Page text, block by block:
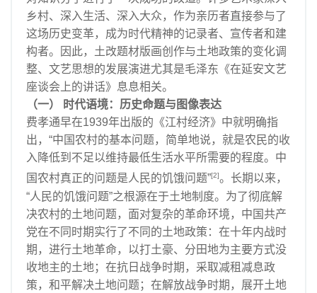
乡村、深入生活、深入大众，作为亲历者直接参与了
这场历史变革，成为时代精神的记录者、宣传者和建
构者。因此，土改题材版画创作与土地政策的变化调
整、文艺思想的发展演进尤其是毛泽东《在延安文艺
座谈会上的讲话》息息相关。
（一） 时代语境：历史命题与图像表达
费孝通早在1939年出版的《江村经济》中就明确指
出，“中国农村的基本问题，简单地说，就是农民的收
入降低到不足以维持最低生活水平所需要的程度。中
国农村真正的问题是人民的饥饿问题”[2]。长期以来，
“人民的饥饿问题”之根源在于土地制度。为了彻底解
决农村的土地问题，面对复杂的革命环境，中国共产
党在不同时期实行了不同的土地政策：在十年内战时
期，进行土地革命，以打土豪、分田地为主要方式没
收地主的土地；在抗日战争时期，采取减租减息政
策，和平解决土地问题；在解放战争时期，展开土地